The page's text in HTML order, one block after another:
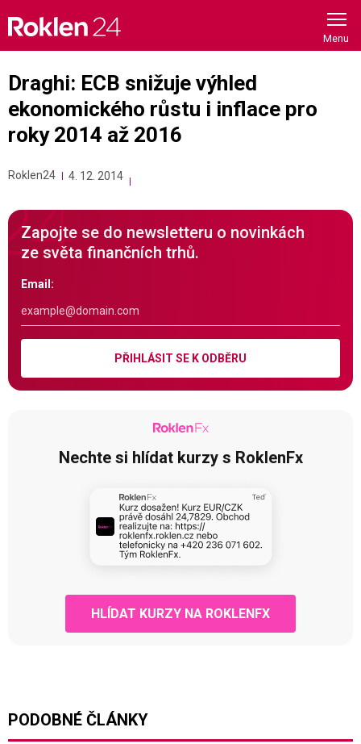
content
Draghi: ECB snižuje výhled
ekonomického růstu i inflace pro
roky 2014 až 2016
Roklen24 4. 12. 2014
Zapojte se do newsletteru o novinkách
ze světa finančních trhů.
Email:
PŘIHLÁSIT SE K ODBĚRU
Nechte si hlídat kurzy s RoklenFx
HLÍDAT KURZY NA ROKLENFX
PODOBNÉ ČLÁNKY